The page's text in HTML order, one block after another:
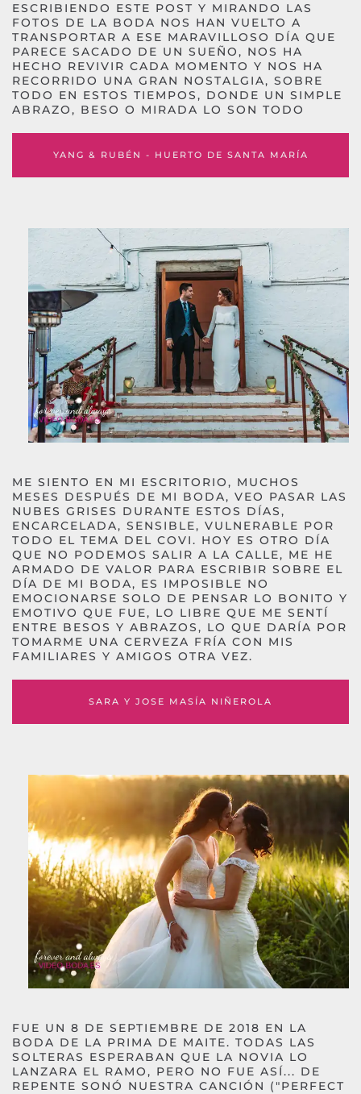
ESCRIBIENDO ESTE POST Y MIRANDO LAS
FOTOS DE LA BODA NOS HAN VUELTO A
TRANSPORTAR A ESE MARAVILLOSO DÍA QUE
PARECE SACADO DE UN SUEÑO, NOS HA
HECHO REVIVIR CADA MOMENTO Y NOS HA
RECORRIDO UNA GRAN NOSTALGIA, SOBRE
TODO EN ESTOS TIEMPOS, DONDE UN SIMPLE
ABRAZO, BESO O MIRADA LO SON TODO
YANG & RUBÉN - HUERTO DE SANTA MARÍA
ME SIENTO EN MI ESCRITORIO, MUCHOS
MESES DESPUÉS DE MI BODA, VEO PASAR LAS
NUBES GRISES DURANTE ESTOS DÍAS,
ENCARCELADA, SENSIBLE, VULNERABLE POR
TODO EL TEMA DEL COVI. HOY ES OTRO DÍA
QUE NO PODEMOS SALIR A LA CALLE, ME HE
ARMADO DE VALOR PARA ESCRIBIR SOBRE EL
DÍA DE MI BODA, ES IMPOSIBLE NO
EMOCIONARSE SOLO DE PENSAR LO BONITO Y
EMOTIVO QUE FUE, LO LIBRE QUE ME SENTÍ
ENTRE BESOS Y ABRAZOS, LO QUE DARÍA POR
TOMARME UNA CERVEZA FRÍA CON MIS
FAMILIARES Y AMIGOS OTRA VEZ.
SARA Y JOSE MASÍA NIÑEROLA
FUE UN 8 DE SEPTIEMBRE DE 2018 EN LA
BODA DE LA PRIMA DE MAITE. TODAS LAS
SOLTERAS ESPERABAN QUE LA NOVIA LO
LANZARA EL RAMO, PERO NO FUE ASÍ... DE
REPENTE SONÓ NUESTRA CANCIÓN ("PERFECT